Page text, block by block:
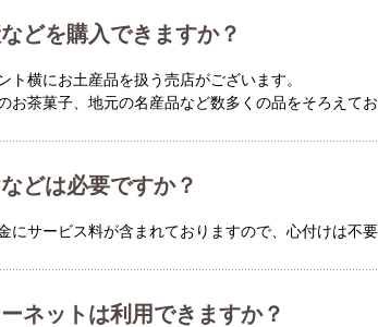
どを購入できますか？
ト横にお土産品を扱う売店がございます。
お茶菓子、地元の名産品など数多くの品をそろえて
どは必要ですか？
にサービス料が含まれておりますので、心付けは不要
ネットは利用できますか？